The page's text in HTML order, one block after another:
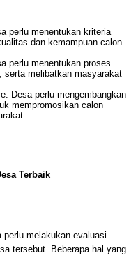
perlu menentukan kriteria
dan kemampuan calon
perlu menentukan proses
serta melibatkan masyarakat
Desa perlu mengembangkan
mempromosikan calon
Terbaik
melakukan evaluasi
tersebut. Beberapa hal yang